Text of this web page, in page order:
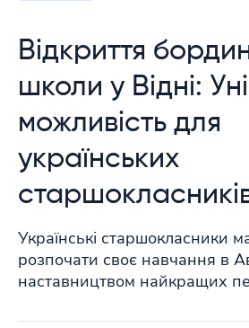
Відкриття
школи у Відні:
можливість для
українських
Українські старшокласники
розпочати своє навчання в
наставництвом найкращих